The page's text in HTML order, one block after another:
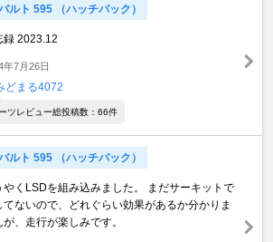
ルト 595 （ハッチバック）
録 2023.12
年7月26日
どまる4072
ツレビュー総投稿数：66件
ルト 595 （ハッチバック）
やくLSDを組み込みました。 まだサーキットで
てないので、どれぐらい効果があるか分かりま
が、走行が楽しみです。